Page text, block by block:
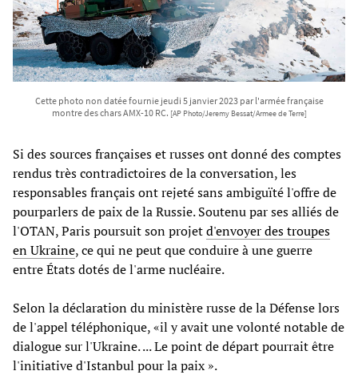
Cette photo non datée fournie jeudi 5 janvier 2023 par l'armée française
montre des chars AMX-10 RC. [AP Photo/Jeremy Bessat/Armee de Terre]
Si des sources françaises et russes ont donné des comptes
rendus très contradictoires de la conversation, les
responsables français ont rejeté sans ambiguïté l'offre de
pourparlers de paix de la Russie. Soutenu par ses alliés de
l'OTAN, Paris poursuit son projetd'envoyer des troupes
en Ukraine, ce qui ne peut que conduire à une guerre
entre États dotés de l'arme nucléaire.
Selon la déclaration du ministère russe de la Défense lors
de l'appel téléphonique, «il y avait une volonté notable de
dialogue sur l'Ukraine. ... Le point de départ pourrait être
l'initiative d'Istanbul pour la paix ».